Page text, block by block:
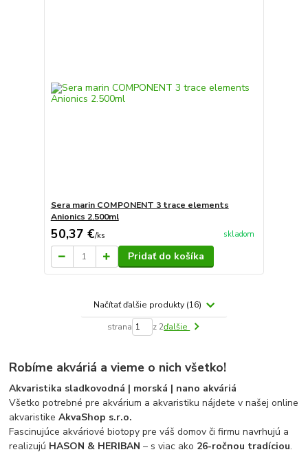
Sera marin COMPONENT 3 trace elements
Anionics 2.500ml
50,37 €/ks skladom
Pridať do košíka
Načítať ďalšie produkty (16)
strana z 2ďalšie
Robíme akváriá a vieme o nich všetko!
Akvaristika sladkovodná | morská | nano akváriá
Všetko potrebné pre akvárium a akvaristiku nájdete v našej online
akvaristikeAkvaShop s.r.o.
Fascinujúce akváriové biotopy pre váš domov či firmu navrhujú a
realizujú HASON & HERIBAN – s viac ako 26-ročnou tradíciou.